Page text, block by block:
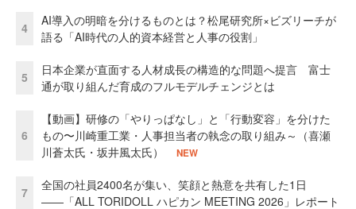
4
AI導入の明暗を分けるものとは？松尾研究所×ビズリーチが
語る「AI時代の人的資本経営と人事の役割」
5
日本企業が直面する人材成長の構造的な問題へ提言 富士
通が取り組んだ育成のフルモデルチェンジとは
6
【動画】研修の「やりっぱなし」と「行動変容」を分けた
もの〜川崎重工業・人事担当者の執念の取り組み～（喜瀬
川蒼太氏・坂井風太氏）
NEW
7
全国の社員2400名が集い、笑顔と熱意を共有した1日
――「ALL TORIDOLL ハピカン MEETING 2026」レポート